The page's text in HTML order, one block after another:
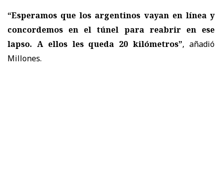
“Esperamos que los argentinos vayan en línea y
concordemos en el túnel para reabrir en ese
lapso. A ellos les queda 20 kilómetros”, añadió
Millones.